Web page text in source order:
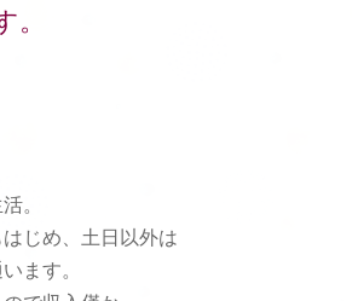
。
。
じめ、土日以外は
ます。